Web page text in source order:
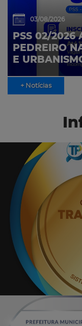
03/08/2026
PSS 02/2026
PEDREIRO
E
+ Notícias